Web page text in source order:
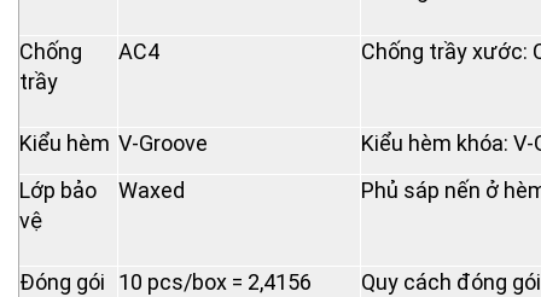
Chống
trầy
AC4 Chống trầy xước:
Kiểu hèm V-Groove
Kiểu hèm khóa:
Lớp bảo
vệ
Waxed Phủ sáp nến ở
Đóng gói
10 pcs/box = 2,4156
Quy cách đóng